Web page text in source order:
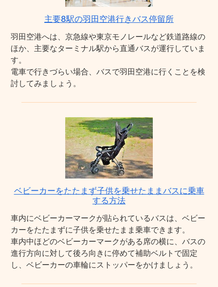
主要8駅の羽田空港行きバス停留所
羽田空港へは、京急線や東京モノレールなど鉄道路線の
ほか、主要なターミナル駅から直通バスが運行していま
す。
電車で行きづらい場合、バスで羽田空港に行くことを検
討してみましょう。
ベビーカーをたたまず子供を乗せたままバスに乗車
する方法
車内にベビーカーマークが貼られているバスは、ベビー
カーをたたまずに子供を乗せたまま乗車できます。
車内中ほどのベビーカーマークがある席の横に、バスの
進行方向に対して後ろ向きに停めて補助ベルトで固定
し、ベビーカーの車輪にストッパーをかけましょう。